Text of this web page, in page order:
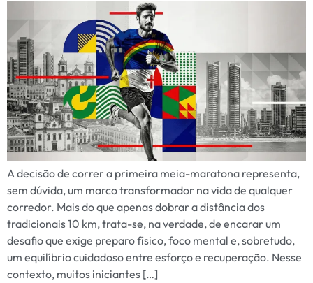
A decisão de correr a primeira meia-maratona representa,
sem dúvida, um marco transformador na vida de qualquer
corredor. Mais do que apenas dobrar a distância dos
tradicionais 10 km, trata-se, na verdade, de encarar um
desafio que exige preparo físico, foco mental e, sobretudo,
um equilíbrio cuidadoso entre esforço e recuperação. Nesse
contexto, muitos iniciantes […]